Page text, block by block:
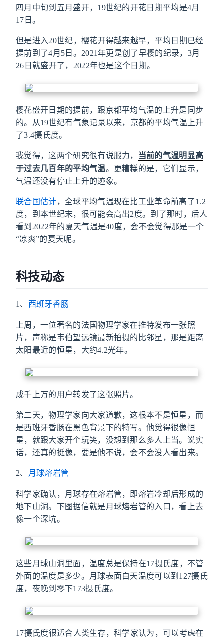
四月中旬到五月盛开，19世纪的开花日期平均是4月
17日。
但是进入20世纪，樱花开得越来越早，平均日期已经
提前到了4月5日。2021年更是创了早樱的纪录，3月
26日就盛开了，2022年也是这个日期。
樱花盛开日期的提前，跟京都平均气温的上升是同步
的。从19世纪有气象记录以来，京都的平均气温上升
了3.4摄氏度。
我觉得，这两个研究很有说服力，
当前的气温明显高
于过去几百年的平均气温。更糟糕的是，它们显示，
气温还没有停止上升的迹象。
联合国估计，全球平均气温现在比工业革命前高了1.2
度，到本世纪末，很可能会高出2度。到了那时，后人
看到2022年的夏天气温是40度，会不会觉得那是一个
“凉爽”的夏天呢。
科技动态
1、 西班牙香肠
上周，一位著名的法国物理学家在推特发布一张照
片，声称是韦伯望远镜最新拍摄的比邻星，那是距离
太阳最近的恒星，大约4.2光年。
成千上万的用户转发了这张照片。
第二天，物理学家向大家道歉，这根本不是恒星，而
是西班牙香肠在黑色背景下的特写。他觉得很像恒
星，就跟大家开个玩笑，没想到那么多人上当。说实
话，还真的挺像，要是他不说，会不会没人看出来。
2、 月球熔岩管
科学家确认，月球存在熔岩管，即熔岩冷却后形成的
地下山洞。下图据信就是月球熔岩管的入口，看上去
像一个深坑。
这些月球山洞里面，温度总是保持在17摄氏度，不管
外面的温度是多少。月球表面白天温度可以到127摄氏
度，夜晚到零下173摄氏度。
17摄氏度很适合人类生存，科学家认为，可以考虑在